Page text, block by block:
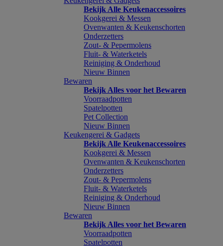
Bekijk Alle Keukenaccessoires
Kookgerei & Messen
Ovenwanten & Keukenschorten
Onderzetters
Zout- & Pepermolens
Fluit- & Waterketels
Reiniging & Onderhoud
Nieuw Binnen
Bewaren
Bekijk Alles voor het Bewaren
Voorraadpotten
Spatelpotten
Pet Collection
Nieuw Binnen
Keukengerei & Gadgets
Bekijk Alle Keukenaccessoires
Kookgerei & Messen
Ovenwanten & Keukenschorten
Onderzetters
Zout- & Pepermolens
Fluit- & Waterketels
Reiniging & Onderhoud
Nieuw Binnen
Bewaren
Bekijk Alles voor het Bewaren
Voorraadpotten
Spatelpotten